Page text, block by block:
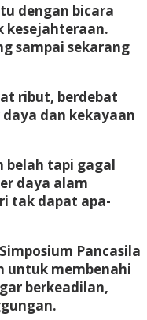
dengan bicara
kesejahteraan.
sampai sekarang
ribut, berdebat
dan kekayaan
belah tapi gagal
daya alam
tak dapat apa-
Pancasila
untuk membenahi
berkeadilan,